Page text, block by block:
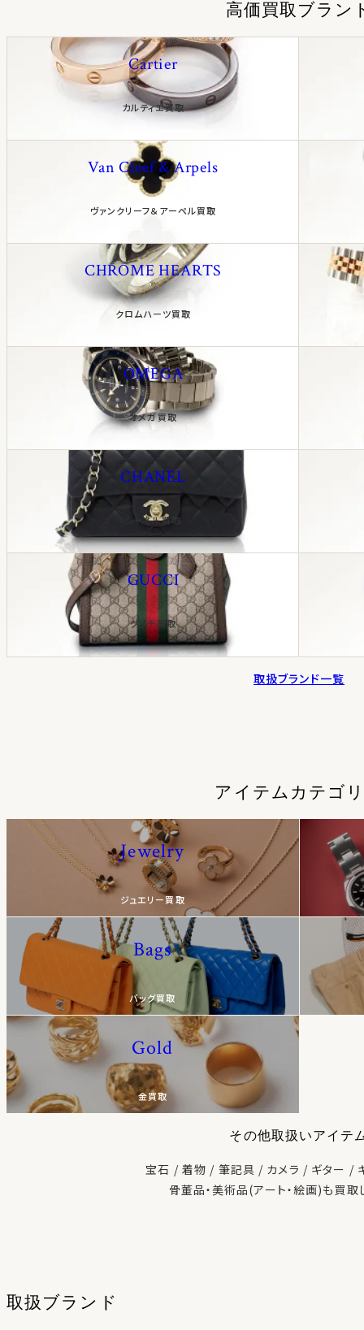
高価買取ブラン
Cartier
カルティエ買取
Van Cleef & Arpels
ヴァンクリーフ＆アーペル買取
CHROME HEARTS
クロムハーツ買取
OMEGA
オメガ買取
CHANEL
シャネル買取
GUCCI
グッチ買取
取扱ブランド一覧
アイテムカテゴ
Jewelry
ジュエリー買取
Bags
バッグ買取
Gold
金買取
その他取扱いアイテ
宝石 着物 筆記具 カメラ ギター
骨董品・美術品(アート・絵画)も買取
取扱ブランド